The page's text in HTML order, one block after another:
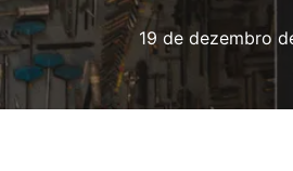
19 de dezembro